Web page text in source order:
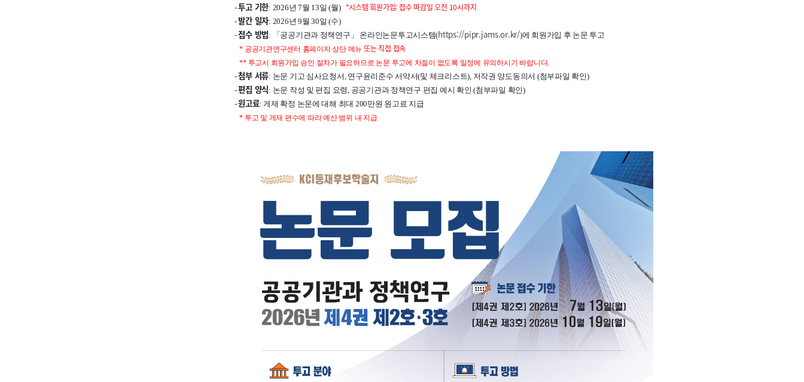
-투고 기한: 2026년 7월 13일 (월) *시스템 회원가입: 접수 마감일 오전 10시까지
-발간 일자: 2026년 9월 30일 (수)
-접수 방법: 「공공기관과 정책연구 」 온라인논문투고시스템(https://pipr.jams.or.kr/)에 회원가입 후 논문 투고
* 공공기관연구센터 홈페이지 상단 메뉴 또는 직접 접속
** 투고시 회원가입 승인 절차가 필요하므로 논문 투고에 차질이 없도록 일정에 유의하시기 바랍니다.
-첨부 서류: 논문 기고 심사요청서, 연구윤리준수 서약서(및 체크리스트), 저작권 양도동의서 (첨부파일 확인)
-편집 양식: 논문 작성 및 편집 요령, 공공기관과 정책연구 편집 예시 확인 (첨부파일 확인)
-원고료: 게재 확정 논문에 대해 최대 200만원 원고료 지급
* 투고 및 게재 편수에 따라 예산 범위 내 지급